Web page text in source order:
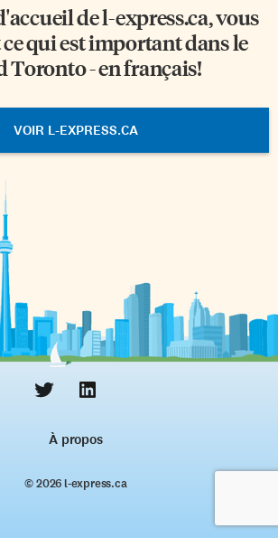
del-express.ca, vous
qui est important dans le
Toronto - en français!
VOIR L-EXPRESS.CA
À propos
© 2026 l‑express.ca